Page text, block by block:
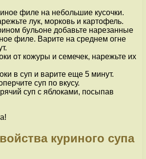
филе на небольшие кусочки.
лук, морковь и картофель.
бульоне добавьте нарезанные
филе. Варите на среднем огне
от кожуры и семечек, нарежьте их
в суп и варите еще 5 минут.
суп по вкусу.
суп с яблоками, посыпав
куриного супа